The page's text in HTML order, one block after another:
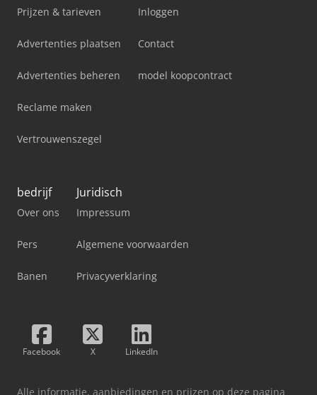
Prijzen & tarieven
Advertenties plaatsen
Advertenties beheren
Reclame maken
Vertrouwenszegel
Inloggen
Contact
model koopcontract
bedrijf
Over ons
Pers
Banen
Juridisch
Impressum
Algemene voorwaarden
Privacyverklaring
Facebook X LinkedIn
Alle informatie, aanbiedingen en prijzen op deze pagina